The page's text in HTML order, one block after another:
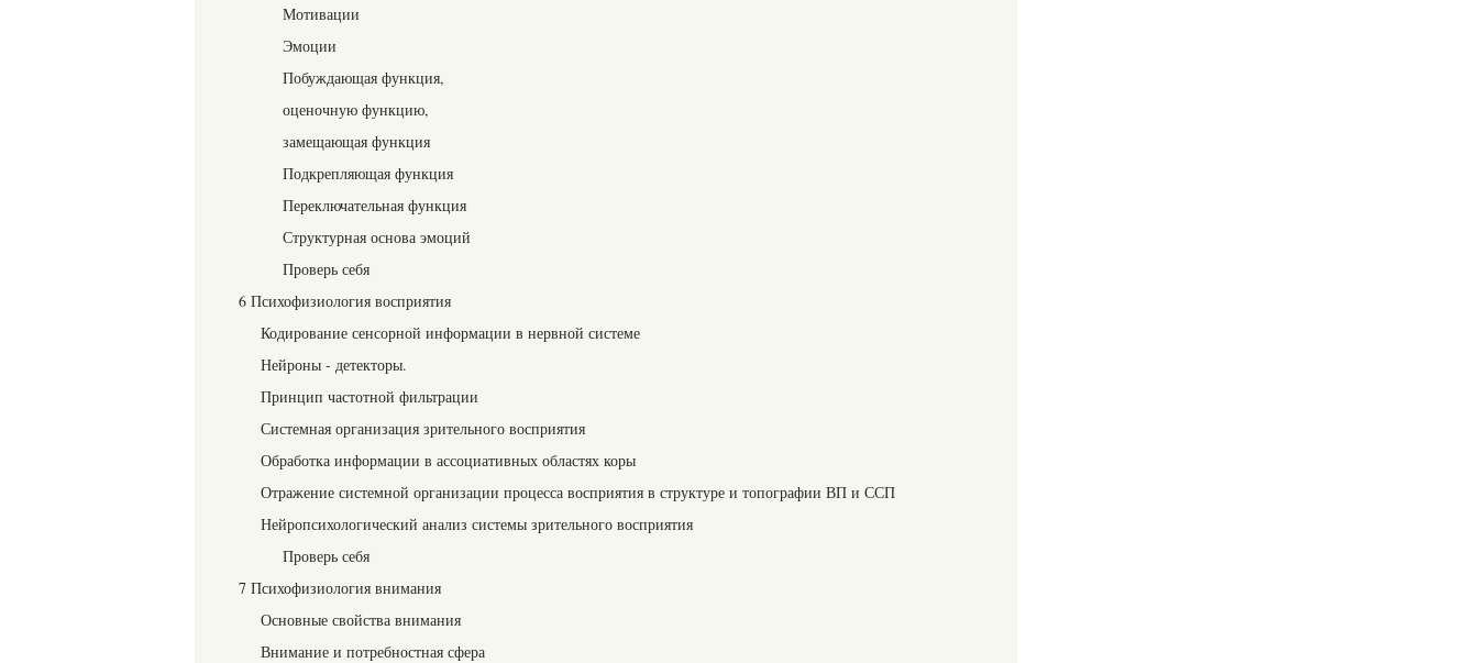
Мотивации
Эмоции
Побуждающая функция,
оценочную функцию,
замещающая функция
Подкрепляющая функция
Переключательная функция
Структурная основа эмоций
Проверь себя
6 Психофизиология восприятия
Кодирование сенсорной информации в нервной системе
Нейроны - детекторы.
Принцип частотной фильтрации
Системная организация зрительного восприятия
Обработка информации в ассоциативных областях коры
Отражение системной организации процесса восприятия в структуре и топографии ВП и ССП
Нейропсихологический анализ системы зрительного восприятия
Проверь себя
7 Психофизиология внимания
Основные свойства внимания
Внимание и потребностная сфера